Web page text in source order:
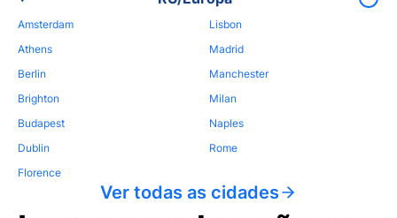
Amsterdam
Athens
Berlin
Brighton
Budapest
Dublin
Florence
Lisbon
Madrid
Manchester
Milan
Naples
Rome
Ver todas as cidades